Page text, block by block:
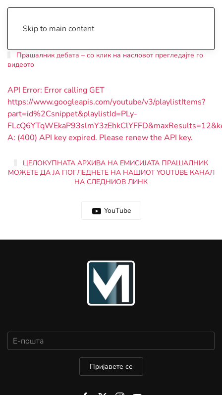
Skip to main content
Прашалник дебата – со клик на насловот прегледајте го
видеото
API Error: Error calling GET
https://www.googleapis.com/youtube/v3/playlistItems?
part=id%2Csnippet&playlistId=PLy-
A: (400) API key expired. Please renew the API key.
ЦЕЛОКУПНАТА АРХИВА НА ЕМИСИЈАТА ПРАШАЛНИК
МОЖЕТЕ ДА ЈА ПОГЛЕДНЕТЕ НА НАШИОТ YOUTUBE КАНАЛ
НА СЛЕДНИОВ ЛИНК
YouТube
Пријавете се